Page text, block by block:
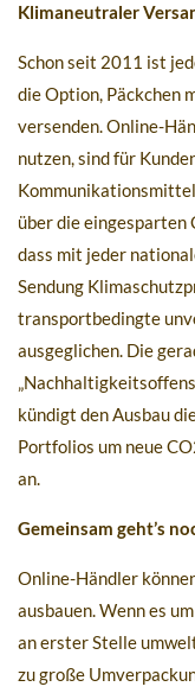
Klimaneutraler
Schon seit 2011 ist
die Option, Päckchen
versenden. Online-
nutzen, sind für
über die eingesparten
dass mit jeder
Sendung
transportbedingte
ausgeglichen. Die
kündigt den Ausbau
Portfolios um neue
an.
Gemeinsam geht’s
Online-Händler
ausbauen. Wenn es
an erster Stelle
zu große